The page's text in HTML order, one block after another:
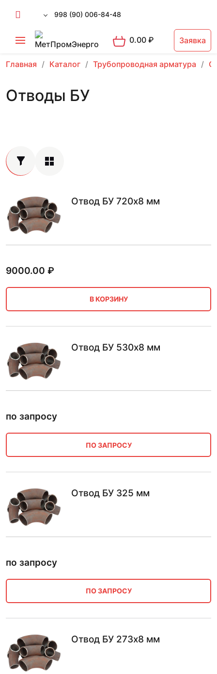
998 (90) 006-84-48
0.00₽ Заявка
Главная Каталог Трубопроводная арматура
Отводы БУ
Отвод БУ 720х8 мм
9000.00 ₽
В КОРЗИНУ
Отвод БУ 530х8 мм
по запросу
ПО ЗАПРОСУ
Отвод БУ 325 мм
по запросу
ПО ЗАПРОСУ
Отвод БУ 273х8 мм